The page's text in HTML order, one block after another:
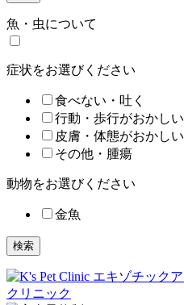
魚・虫について
症状をお選びください
食べない・吐く
行動・歩行がおかしい
皮膚・体態がおかしい
その他・腫瘍
動物をお選びください
金魚
検索